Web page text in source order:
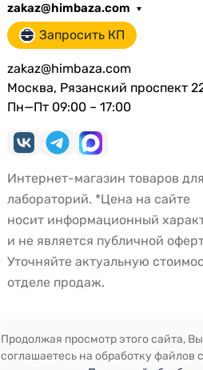
zakaz@himbaza.com
Запросить КП
zakaz@himbaza.com
Москва, Рязанский проспект
Пн—Пт 09:00 – 17:00
Интернет-магазин товаров для
лабораторий. *Цена на сайте
носит информационный
и не является публичной
Уточняйте актуальную
отделе продаж.
Продолжая просмотр этого сайта, Вы
соглашаетесь на обработку файлов